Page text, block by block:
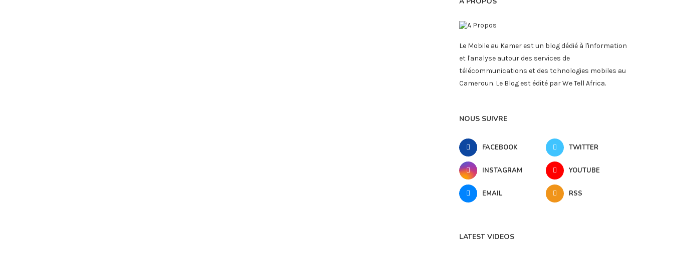
Le Mobile au Kamer est un blog dédié à l'information
et l'analyse autour des services de
télécommunications et des tchnologies mobiles au
Cameroun. Le Blog est édité par We Tell Africa.
NOUS SUIVRE
FACEBOOK TWITTER
INSTAGRAM YOUTUBE
EMAIL RSS
LATEST VIDEOS